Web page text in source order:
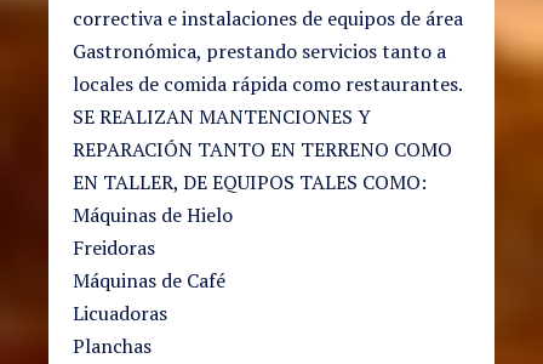
correctiva e instalaciones de equipos de área
Gastronómica, prestando servicios tanto a
locales de comida rápida como restaurantes.
SE REALIZAN MANTENCIONES Y
REPARACIÓN TANTO EN TERRENO COMO
EN TALLER, DE EQUIPOS TALES COMO:
Máquinas de Hielo
Freidoras
Máquinas de Café
Licuadoras
Planchas